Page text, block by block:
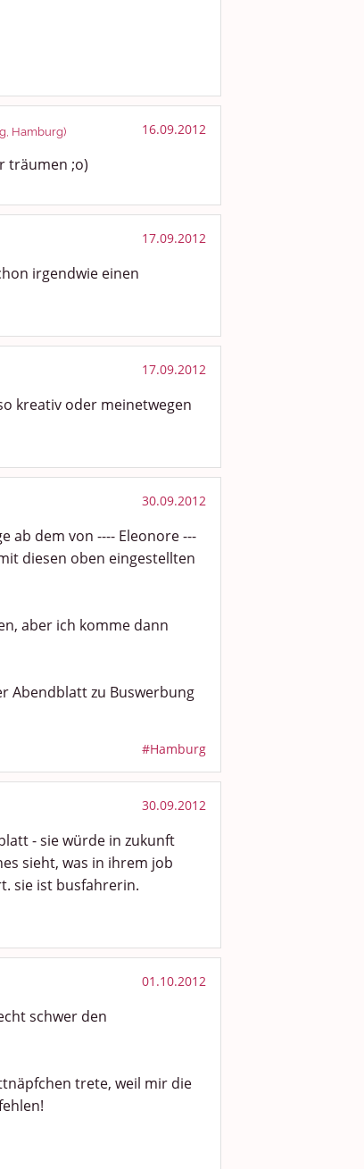
Hamburg) 16.09.2012
träumen ;o)
17.09.2012
irgendwie einen
17.09.2012
kreativ oder meinetwegen
30.09.2012
ab dem von ---- Eleonore ---
diesen oben eingestellten
aber ich komme dann
Abendblatt zu Buswerbung
#Hamburg
30.09.2012
- sie würde in zukunft
sieht, was in ihrem job
sie ist busfahrerin.
01.10.2012
schwer den
trete, weil mir die